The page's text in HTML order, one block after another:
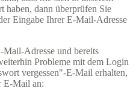
haben, dann überprüfen Sie
Eingabe Ihrer E-Mail-Adresse
Adresse und bereits
Probleme mit dem Login
vergessen"-E-Mail erhalten,
E-Mail an: